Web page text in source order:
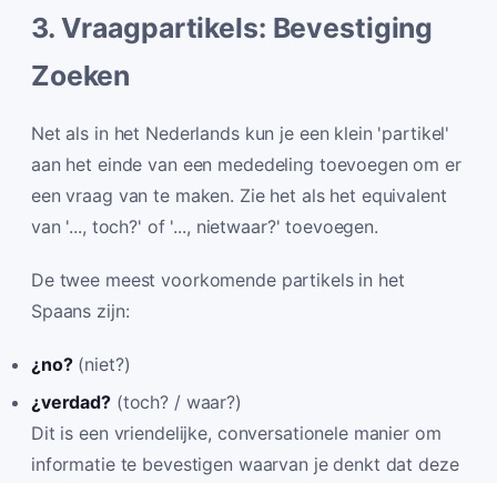
3. Vraagpartikels: Bevestiging
Zoeken
Net als in het Nederlands kun je een klein 'partikel'
aan het einde van een mededeling toevoegen om er
een vraag van te maken. Zie het als het equivalent
van '..., toch?' of '..., nietwaar?' toevoegen.
De twee meest voorkomende partikels in het
Spaans zijn:
¿no?(niet?)
¿verdad?(toch? / waar?)
Dit is een vriendelijke, conversationele manier om
informatie te bevestigen waarvan je denkt dat deze